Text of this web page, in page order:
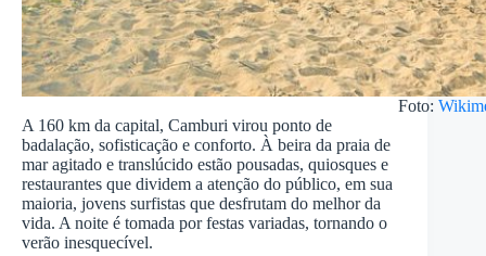
Foto:
A 160 km da capital, Camburi virou ponto de
badalação, sofisticação e conforto. À beira da praia de
mar agitado e translúcido estão pousadas, quiosques e
restaurantes que dividem a atenção do público, em sua
maioria, jovens surfistas que desfrutam do melhor da
vida. A noite é tomada por festas variadas, tornando o
verão inesquecível.